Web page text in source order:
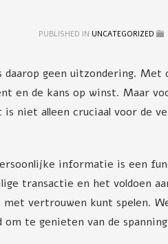
UNCATEGORIZED
geen uitzondering. Met
en de kans op winst. Maar
niet alleen cruciaal voor de
informatie is een
transactie en het voldoen
vertrouwen kunt spelen.
te genieten van de